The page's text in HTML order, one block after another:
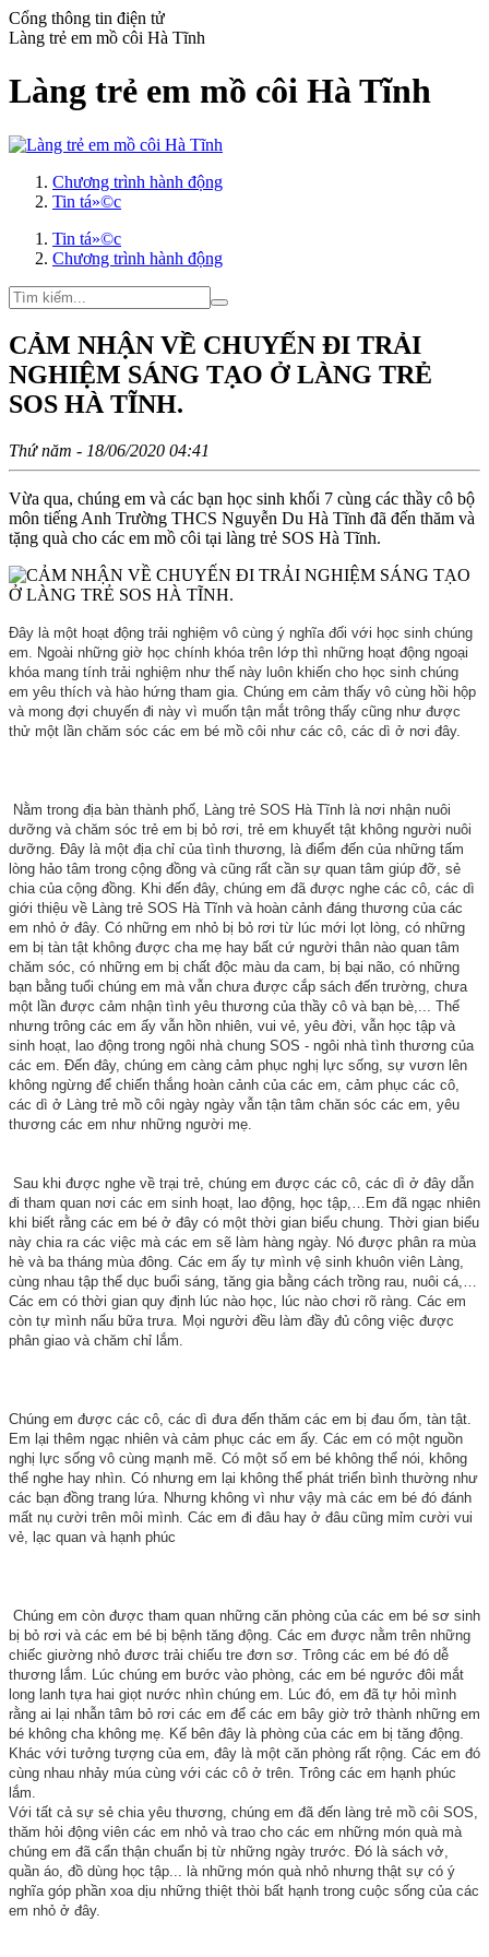
Cổng thông tin điện tử
Làng trẻ em mồ côi Hà Tĩnh
Làng trẻ em mồ côi Hà Tĩnh
Chương trình hành động
Tin tá»©c
Tin tá»©c
Chương trình hành động
CẢM NHẬN VỀ CHUYẾN ĐI TRẢI
NGHIỆM SÁNG TẠO Ở LÀNG TRẺ
SOS HÀ TĨNH.
Thứ năm - 18/06/2020 04:41
Vừa qua, chúng em và các bạn học sinh khối 7 cùng các thầy cô bộ
môn tiếng Anh Trường THCS Nguyễn Du Hà Tĩnh đã đến thăm và
tặng quà cho các em mồ côi tại làng trẻ SOS Hà Tĩnh.
Đây là một hoạt động trải nghiệm vô cùng ý nghĩa đối với học sinh chúng
em. Ngoài những giờ học chính khóa trên lớp thì những hoạt động ngoại
khóa mang tính trải nghiệm như thế này luôn khiến cho học sinh chúng
em yêu thích và hào hứng tham gia. Chúng em cảm thấy vô cùng hồi hộp
và mong đợi chuyến đi này vì muốn tận mắt trông thấy cũng như được
thử một lần chăm sóc các em bé mồ côi như các cô, các dì ở nơi đây.
Nằm trong địa bàn thành phố, Làng trẻ SOS Hà Tĩnh là nơi nhận nuôi
dưỡng và chăm sóc trẻ em bị bỏ rơi, trẻ em khuyết tật không người nuôi
dưỡng. Đây là một địa chỉ của tình thương, là điểm đến của những tấm
lòng hảo tâm trong cộng đồng và cũng rất cần sự quan tâm giúp đỡ, sẻ
chia của cộng đồng. Khi đến đây, chúng em đã được nghe các cô, các dì
giới thiệu về Làng trẻ SOS Hà Tĩnh và hoàn cảnh đáng thương của các
em nhỏ ở đây. Có những em nhỏ bị bỏ rơi từ lúc mới lọt lòng, có những
em bị tàn tật không được cha mẹ hay bất cứ người thân nào quan tâm
chăm sóc, có những em bị chất độc màu da cam, bị bại não, có những
bạn bằng tuổi chúng em mà vẫn chưa được cắp sách đến trường, chưa
một lần được cảm nhận tình yêu thương của thầy cô và bạn bè,... Thế
nhưng trông các em ấy vẫn hồn nhiên, vui vẻ, yêu đời, vẫn học tập và
sinh hoạt, lao động trong ngôi nhà chung SOS - ngôi nhà tình thương của
các em. Đến đây, chúng em càng cảm phục nghị lực sống, sự vươn lên
không ngừng để chiến thắng hoàn cảnh của các em, cảm phục các cô,
các dì ở Làng trẻ mồ côi ngày ngày vẫn tận tâm chăn sóc các em, yêu
thương các em như những người mẹ.
Sau khi được nghe về trại trẻ, chúng em được các cô, các dì ở đây dẫn
đi tham quan nơi các em sinh hoạt, lao động, học tập,…Em đã ngạc nhiên
khi biết rằng các em bé ở đây có một thời gian biểu chung. Thời gian biểu
này chia ra các việc mà các em sẽ làm hàng ngày. Nó được phân ra mùa
hè và ba tháng mùa đông. Các em ấy tự mình vệ sinh khuôn viên Làng,
cùng nhau tập thể dục buổi sáng, tăng gia bằng cách trồng rau, nuôi cá,…
Các em có thời gian quy định lúc nào học, lúc nào chơi rõ ràng. Các em
còn tự mình nấu bữa trưa. Mọi người đều làm đầy đủ công việc được
phân giao và chăm chỉ lắm.
Chúng em được các cô, các dì đưa đến thăm các em bị đau ốm, tàn tật.
Em lại thêm ngạc nhiên và cảm phục các em ấy. Các em có một nguồn
nghị lực sống vô cùng mạnh mẽ. Có một số em bé không thể nói, không
thể nghe hay nhìn. Có nhưng em lại không thể phát triển bình thường như
các bạn đồng trang lứa. Nhưng không vì như vậy mà các em bé đó đánh
mất nụ cười trên môi mình. Các em đi đâu hay ở đâu cũng mỉm cười vui
vẻ, lạc quan và hạnh phúc
Chúng em còn được tham quan những căn phòng của các em bé sơ sinh
bị bỏ rơi và các em bé bị bệnh tăng động. Các em được nằm trên những
chiếc giường nhỏ đươc trải chiếu tre đơn sơ. Trông các em bé đó dễ
thương lắm. Lúc chúng em bước vào phòng, các em bé ngước đôi mắt
long lanh tựa hai giọt nước nhìn chúng em. Lúc đó, em đã tự hỏi mình
rằng ai lại nhẫn tâm bỏ rơi các em để các em bây giờ trở thành những em
bé không cha không mẹ. Kế bên đây là phòng của các em bị tăng động.
Khác với tưởng tượng của em, đây là một căn phòng rất rộng. Các em đó
cùng nhau nhảy múa cùng với các cô ở trên. Trông các em hạnh phúc
lắm.
Với tất cả sự sẻ chia yêu thương, chúng em đã đến làng trẻ mồ côi SOS,
thăm hỏi động viên các em nhỏ và trao cho các em những món quà mà
chúng em đã cẩn thận chuẩn bị từ những ngày trước. Đó là sách vở,
quần áo, đồ dùng học tập... là những món quà nhỏ nhưng thật sự có ý
nghĩa góp phần xoa dịu những thiệt thòi bất hạnh trong cuộc sống của các
em nhỏ ở đây.